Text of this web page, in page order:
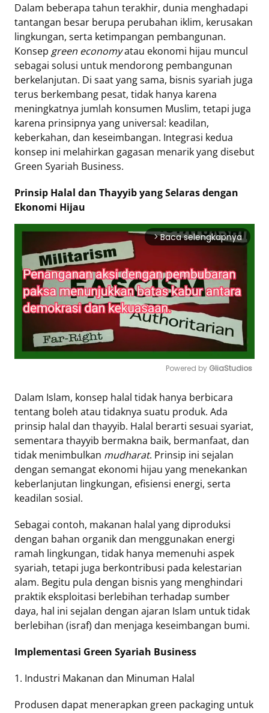
Dalam beberapa tahun terakhir, dunia menghadapi
tantangan besar berupa perubahan iklim, kerusakan
lingkungan, serta ketimpangan pembangunan.
Konsep green economyatau ekonomi hijau muncul
sebagai solusi untuk mendorong pembangunan
berkelanjutan. Di saat yang sama, bisnis syariah juga
terus berkembang pesat, tidak hanya karena
meningkatnya jumlah konsumen Muslim, tetapi juga
karena prinsipnya yang universal: keadilan,
keberkahan, dan keseimbangan. Integrasi kedua
konsep ini melahirkan gagasan menarik yang disebut
Green Syariah Business.
Prinsip Halal dan Thayyib yang Selaras dengan
Ekonomi Hijau
arrow_forward_ios Baca selengkapnya
Powered by GliaStudios
Dalam Islam, konsep halal tidak hanya berbicara
tentang boleh atau tidaknya suatu produk. Ada
prinsip halal dan thayyib. Halal berarti sesuai syariat,
sementara thayyib bermakna baik, bermanfaat, dan
tidak menimbulkan mudharat. Prinsip ini sejalan
dengan semangat ekonomi hijau yang menekankan
keberlanjutan lingkungan, efisiensi energi, serta
keadilan sosial.
Sebagai contoh, makanan halal yang diproduksi
dengan bahan organik dan menggunakan energi
ramah lingkungan, tidak hanya memenuhi aspek
syariah, tetapi juga berkontribusi pada kelestarian
alam. Begitu pula dengan bisnis yang menghindari
praktik eksploitasi berlebihan terhadap sumber
daya, hal ini sejalan dengan ajaran Islam untuk tidak
berlebihan (israf) dan menjaga keseimbangan bumi.
Implementasi Green Syariah Business
1. Industri Makanan dan Minuman Halal
Produsen dapat menerapkan green packaging untuk
Tentang
Retizen
Do's
and
Dont's
Rules
Cara
Menjadi